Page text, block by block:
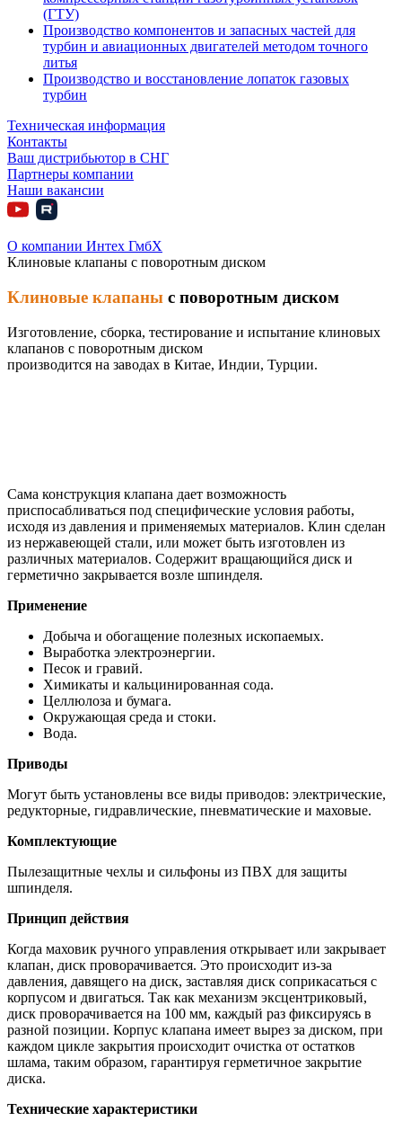
(ГТУ)
Производство компонентов и запасных частей для
турбин и авиационных двигателей методом точного
литья
Производство и восстановление лопаток газовых
турбин
Техническая информация
Контакты
Ваш дистрибьютор в СНГ
Партнеры компании
Наши вакансии
О компании Интех ГмбХ
Клиновые клапаны с поворотным диском
Клиновые клапаны с поворотным диском
Изготовление, сборка, тестирование и испытание клиновых
клапанов с поворотным диском
производится на заводах в Китае, Индии, Турции.
Сама конструкция клапана дает возможность
приспосабливаться под специфические условия работы,
исходя из давления и применяемых материалов. Клин сделан
из нержавеющей стали, или может быть изготовлен из
различных материалов. Содержит вращающийся диск и
герметично закрывается возле шпинделя.
Применение
Добыча и обогащение полезных ископаемых.
Выработка электроэнергии.
Песок и гравий.
Химикаты и кальцинированная сода.
Целлюлоза и бумага.
Окружающая среда и стоки.
Вода.
Приводы
Могут быть установлены все виды приводов: электрические,
редукторные, гидравлические, пневматические и маховые.
Комплектующие
Пылезащитные чехлы и сильфоны из ПВХ для защиты
шпинделя.
Принцип действия
Когда маховик ручного управления открывает или закрывает
клапан, диск проворачивается. Это происходит из-за
давления, давящего на диск, заставляя диск соприкасаться с
корпусом и двигаться. Так как механизм эксцентриковый,
диск проворачивается на 100 мм, каждый раз фиксируясь в
разной позиции. Корпус клапана имеет вырез за диском, при
каждом цикле закрытия происходит очистка от остатков
шлама, таким образом, гарантируя герметичное закрытие
диска.
Технические характеристики